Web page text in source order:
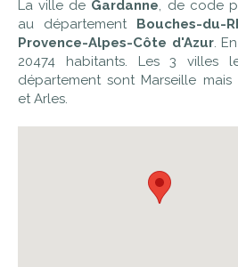
La ville de Gardanne, de code
au département Bouches-du-
Provence-Alpes-Côte d'Azur.
20474 habitants. Les 3 villes
département sont Marseille mais
et Arles.